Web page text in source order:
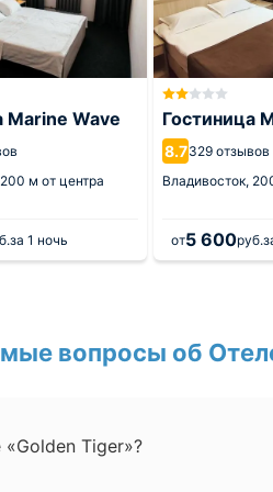
Marine Wave
200 м от центра
за 1 ночь
Гостиница
8.7329 отзывов
Владивосток,
от5 600руб.
вопросы об
Tiger»?